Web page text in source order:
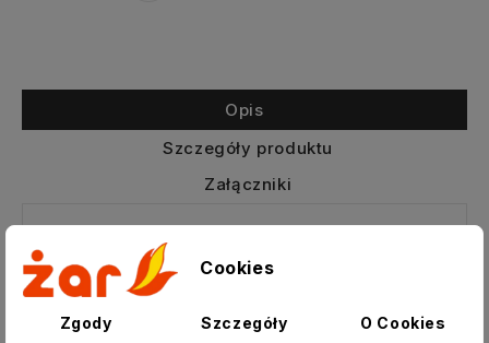
Opis
Szczegóły produktu
Załączniki
Kanał wentylacyjny Vents PCV D/P 204x60
mm płaski 1 mb
mieszkaniowym/jednorodzinnym/użyteczności
Cookies
Zgody Szczegóły O Cookies